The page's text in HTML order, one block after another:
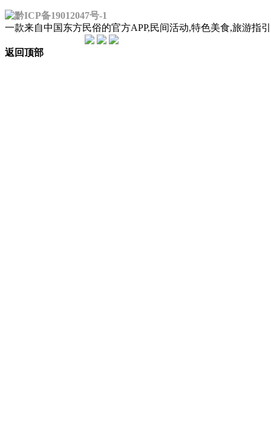
黔ICP备19012047号-1
一款来自中国东方民俗的官方APP,民间活动,特色美食,旅游
返回顶部